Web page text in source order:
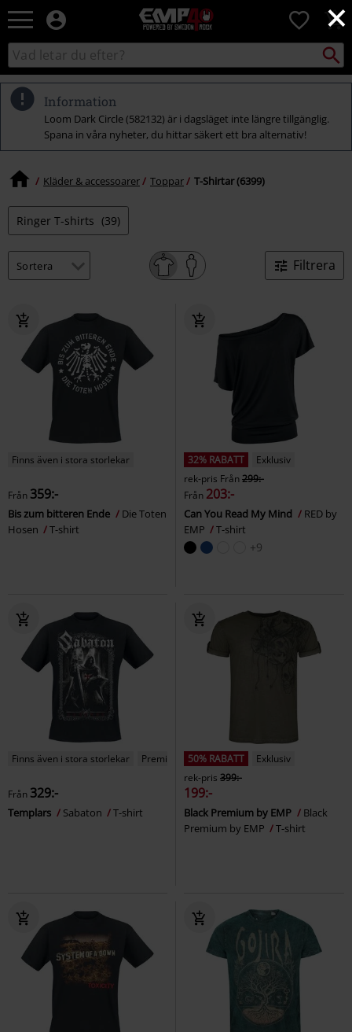
×
EMP
-
Musik,
TV
Alternativt
0
Sök
i
katalogen
Sök
Information
Loom Dark Circle (582132) är i dagsläget inte längre tillgänglig.
Spana in våra nyheter, du hittar säkert ett bra alternativ!
Kläder & accessoarer Toppar T-Shirtar (6399)
Ringer T-shirts (39)
Filtrera
Finns även i stora storlekar
Från 359:-
Bis zum bitteren Ende
Die Toten
Hosen
T-shirt
32% RABATT
Exklusiv
rek-pris Från299:-
Från 203:-
Can You Read My Mind
RED by
EMP
T-shirt
+9
Finns även i stora storlekar Premium
Från 329:-
Templars Sabaton T-shirt
50% RABATT
Exklusiv
rek-pris 399:-
199:-
Black Premium by EMP
Black
Premium by EMP
T-shirt